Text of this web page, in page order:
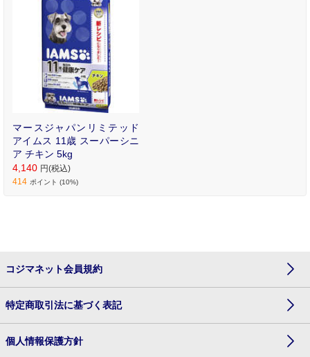
マースジャパンリミテッド
アイムス 11歳 スーパーシニ
ア チキン 5kg
4,140 円(税込)
414 ポイント (10%)
コジマネット会員規約
特定商取引法に基づく表記
個人情報保護方針